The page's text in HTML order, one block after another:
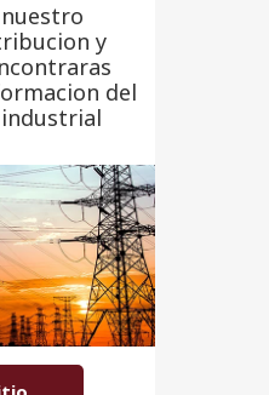
y
del